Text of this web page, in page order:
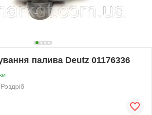
палива Deutz 01176336
Роздріб